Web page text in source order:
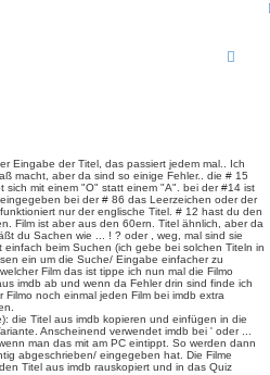
Eingabe der Titel, das passiert jedem mal.. Ich
macht, aber da sind so einige Fehler.. die # 15
sich mit einem "O" statt einem "A". bei der #14 ist
bei der # 86 das Leerzeichen oder der
nur der englische Titel. # 12 hast du den
Film ist aber aus den 60ern. Titel ähnlich, aber da
du Sachen wie ... ! ? oder , weg, mal sind sie
beim Suchen (ich gebe bei solchen Titeln in
ein um die Suche/ Eingabe einfacher zu
Film das ist tippe ich nun mal die Filmo
imdb ab und wenn da Fehler drin sind finde ich
noch einmal jeden Film bei imdb extra
die Titel aus imdb kopieren und einfügen in die
Anscheinend verwendet imdb bei ' oder ...
man das mit am PC eintippt. So werden dann
abgeschrieben/ eingegeben hat. Die Filme
Titel aus imdb rauskopiert und in das Quiz